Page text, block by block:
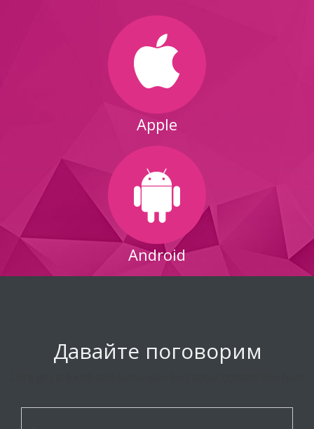
Apple
Android
Давайте поговорим